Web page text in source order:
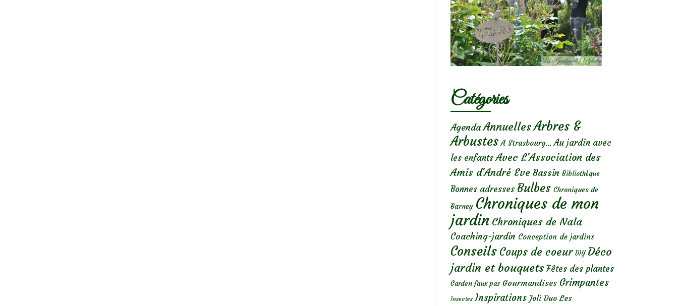
Catégories
Agenda AnnuellesArbres &
Arbustes A Strasbourg... Au jardin avec
les enfants Avec L'Association des
Amis d'André Eve Bassin Bibliothèque
Bonnes adresses Bulbes Chroniques de
Barney Chroniques de mon
jardin Chroniques de Nala
Coaching-jardin Conception de jardins
Conseils Coups de coeur DIY Déco
jardin et bouquets Fêtes des plantes
Garden faux pas Gourmandises Grimpantes
Insectes Inspirations Joli Duo Les